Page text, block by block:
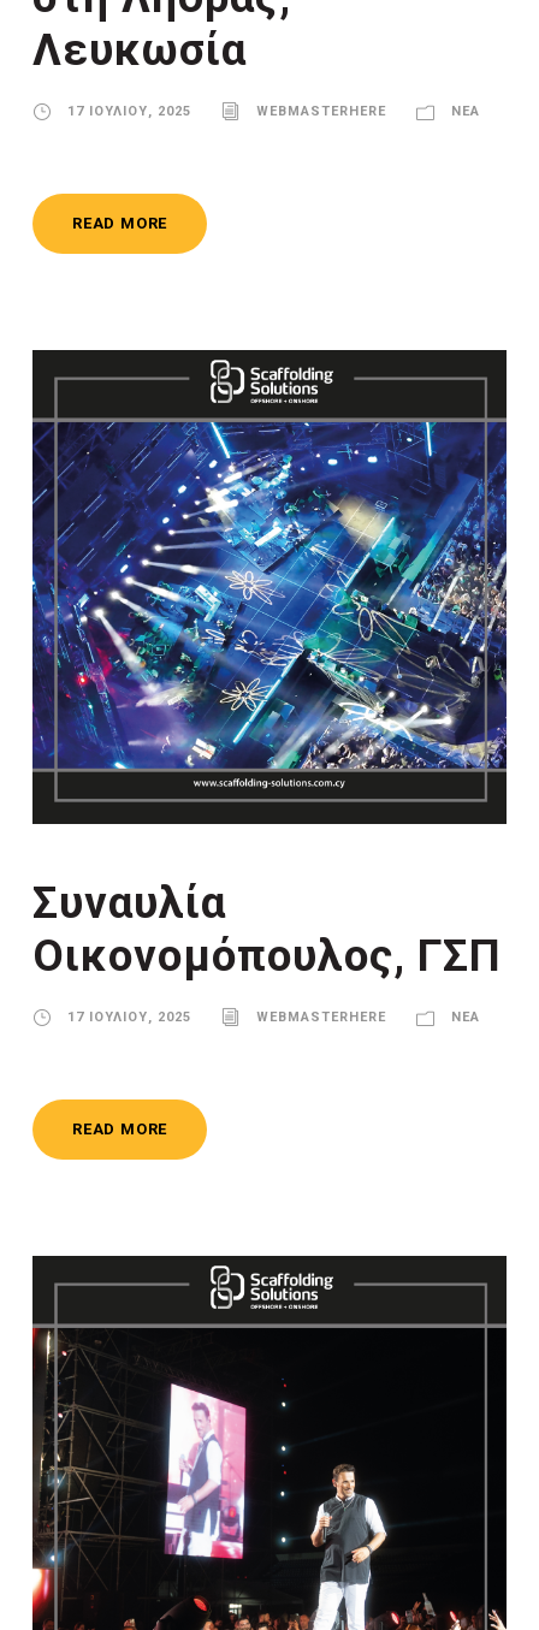
Λευκωσία
17 ΙΟΥΛΊΟΥ, 2025 WEBMASTERHERE ΝΈΑ
READ MORE
Συναυλία
Οικονομόπουλος, ΓΣΠ
17 ΙΟΥΛΊΟΥ, 2025 WEBMASTERHERE ΝΈΑ
READ MORE